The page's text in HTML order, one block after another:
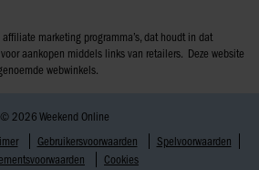
marketing programma’s, dat houdt in dat
aankopen middels links van retailers. Deze website
webwinkels.
© 2026 Weekend Online
Gebruikersvoorwaarden
Spelvoorwaarden
Cookies